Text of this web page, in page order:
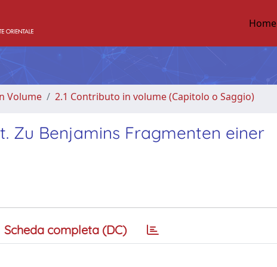
Home
Volume 2.1 Contributo in volume (Capitolo o Saggio)
Zu Benjamins Fragmenten einer
Scheda completa (DC)